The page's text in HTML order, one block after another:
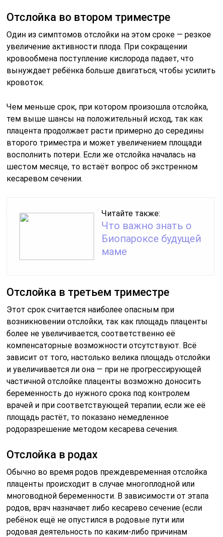
Отслойка во втором триместре
Один из симптомов отслойки на этом сроке — резкое
увеличение активности плода. При сокращении
кровообмена поступление кислорода падает, что
вынуждает ребёнка больше двигаться, чтобы усилить
кровоток.
Чем меньше срок, при котором произошла отслойка,
тем выше шансы на положительный исход, так как
плацента продолжает расти примерно до середины
второго триместра и может увеличением площади
восполнить потери. Если же отслойка началась на
шестом месяце, то встаёт вопрос об экстренном
кесаревом сечении.
Читайте также:
Что важно знать о
Биопароксе будущей
маме
Отслойка в третьем триместре
Этот срок считается наиболее опасным при
возникновении отслойки, так как площадь плаценты
более не увеличивается, соответственно её
компенсаторные возможности отсутствуют. Всё
зависит от того, настолько велика площадь отслойки
и увеличивается ли она — при не прогрессирующей
частичной отслойке плаценты возможно доносить
беременность до нужного срока под контролем
врачей и при соответствующей терапии, если же её
площадь растёт, то показано немедленное
родоразрешение методом кесарева сечения.
Отслойка в родах
Обычно во время родов преждевременная отслойка
плаценты происходит в случае многоплодной или
многоводной беременности. В зависимости от этапа
родов, врач назначает либо кесарево сечение (если
ребёнок ещё не опустился в родовые пути или
родовая деятельность по каким-либо причинам